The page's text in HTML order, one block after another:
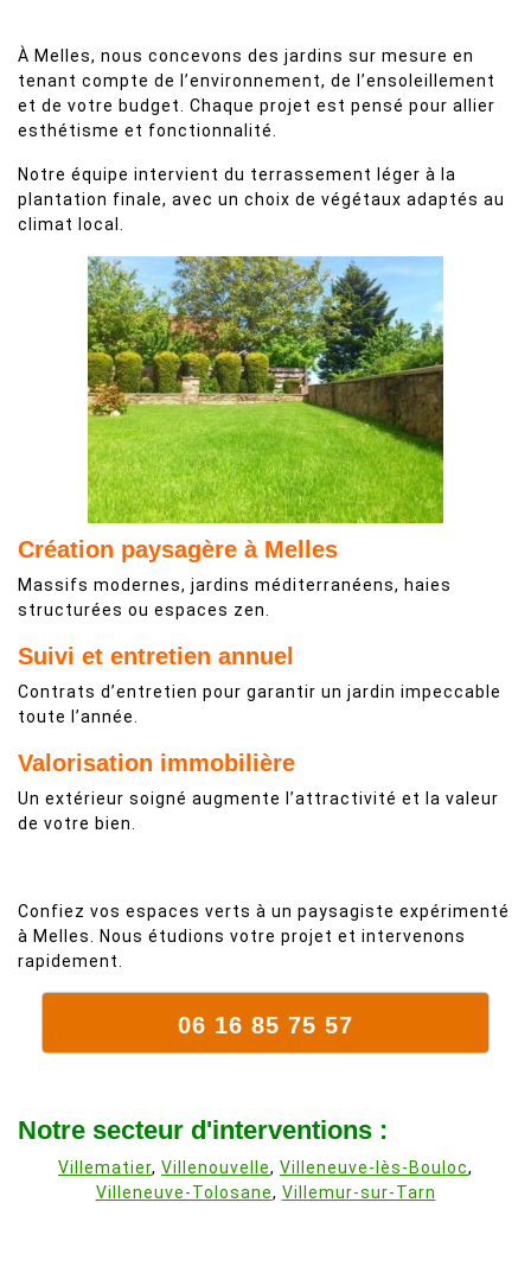
À Melles, nous concevons des jardins sur mesure en
tenant compte de l’environnement, de l’ensoleillement
et de votre budget. Chaque projet est pensé pour allier
esthétisme et fonctionnalité.
Notre équipe intervient du terrassement léger à la
plantation finale, avec un choix de végétaux adaptés au
climat local.
Création paysagère à Melles
Massifs modernes, jardins méditerranéens, haies
structurées ou espaces zen.
Suivi et entretien annuel
Contrats d’entretien pour garantir un jardin impeccable
toute l’année.
Valorisation immobilière
Un extérieur soigné augmente l’attractivité et la valeur
de votre bien.
Confiez vos espaces verts à un paysagiste expérimenté
à Melles. Nous étudions votre projet et intervenons
rapidement.
06 16 85 75 57
Notre secteur d'interventions :
Villematier, Villenouvelle, Villeneuve-lès-Bouloc,
Villeneuve-Tolosane, Villemur-sur-Tarn